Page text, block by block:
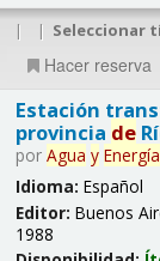
| | Seleccionar
Hacer reserva
Estación
provincia de
por Agua y Energía
Idioma: Español
Editor: Buenos
1988